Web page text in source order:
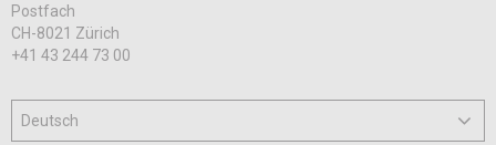
Postfach
CH-8021 Zürich
+41 43 244 73 00